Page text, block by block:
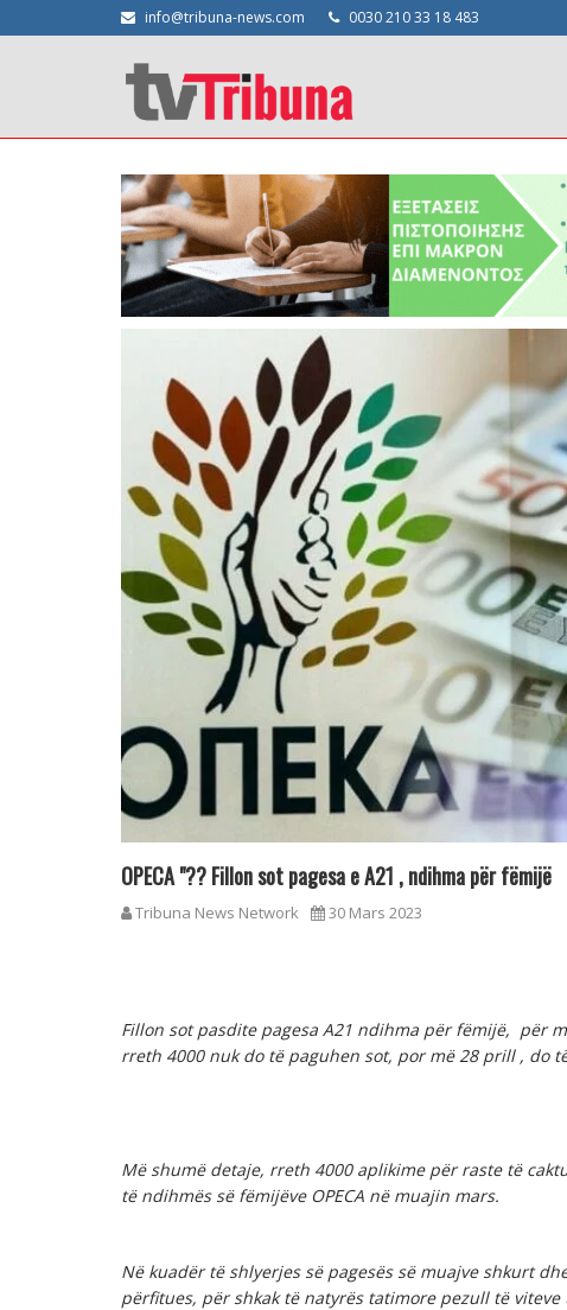
info@tribuna-news.com 0030 210 33 18 483
OPECA "?? Fillon sot pagesa e A21 , ndihma për fëmijë
Tribuna News Network 30 Mars 2023
Fillon sot pasditepagesa A21 ndihma për fëmijë, për
rreth 4000 nuk do të paguhen sot, por më 28 prill , do
Më shumë detaje, rreth 4000 aplikime për raste të
të ndihmës së fëmijëve OPECA në muajin mars.
Në kuadër të shlyerjes së pagesës së muajve shkurt
përfitues, për shkak të natyrës tatimore pezull të